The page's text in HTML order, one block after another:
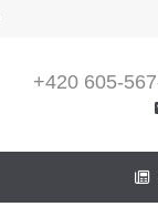
+420 605-